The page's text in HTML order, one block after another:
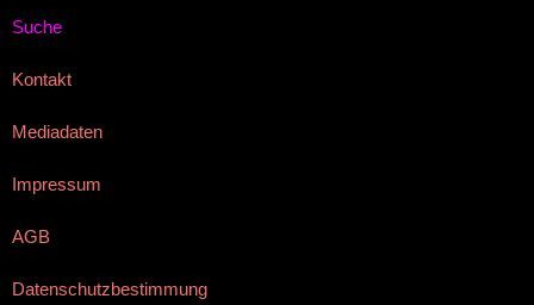
Suche
Kontakt
Mediadaten
Impressum
AGB
Datenschutzbestimmung